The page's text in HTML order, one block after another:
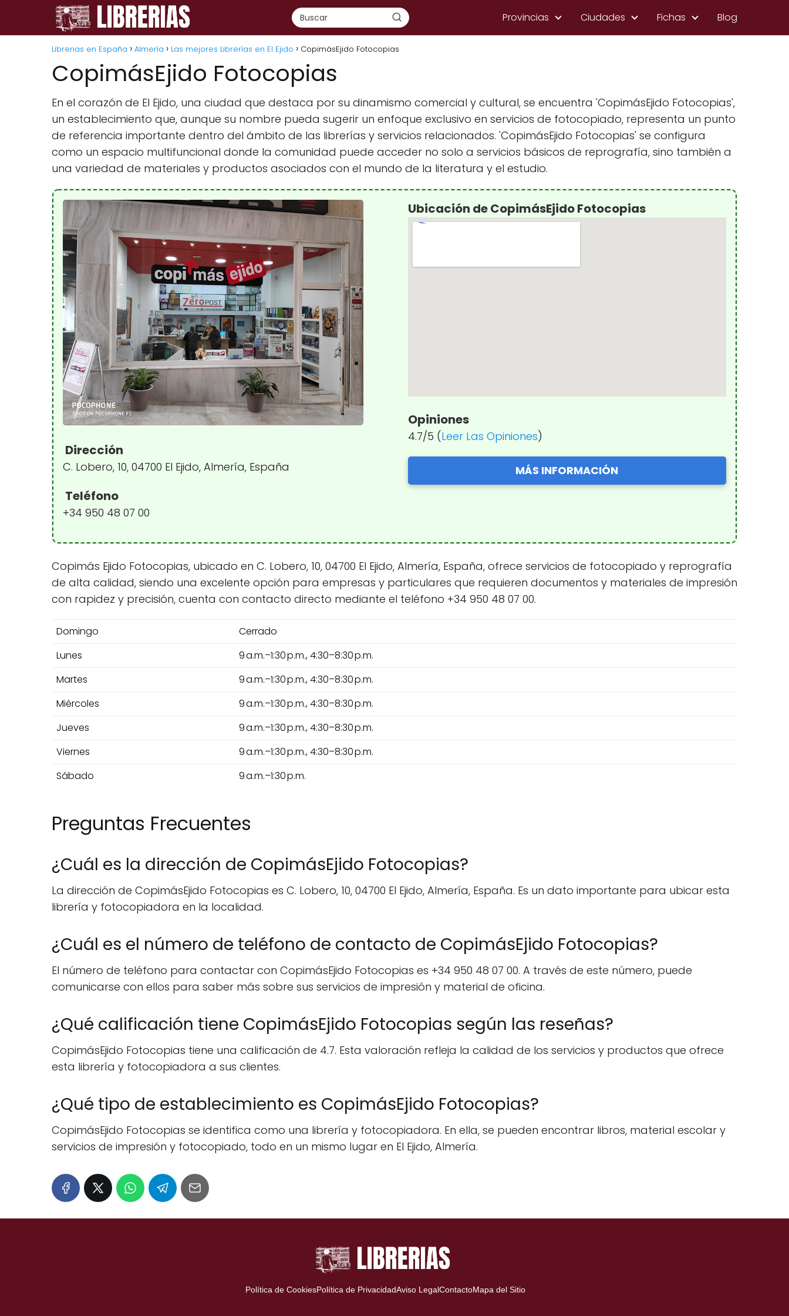
Provincias Ciudades Fichas Blog
Librerias en España Almería Las mejores Librerías en El Ejido CopimásEjido Fotocopias
CopimásEjido Fotocopias
En el corazón de El Ejido, una ciudad que destaca por su dinamismo comercial y cultural, se encuentra 'CopimásEjido Fotocopias',
un establecimiento que, aunque su nombre pueda sugerir un enfoque exclusivo en servicios de fotocopiado, representa un punto
de referencia importante dentro del ámbito de las librerías y servicios relacionados. 'CopimásEjido Fotocopias' se configura
como un espacio multifuncional donde la comunidad puede acceder no solo a servicios básicos de reprografía, sino también a
una variedad de materiales y productos asociados con el mundo de la literatura y el estudio.
Dirección
C. Lobero, 10, 04700 El Ejido, Almería, España
Teléfono
+34 950 48 07 00
Ubicación de CopimásEjido Fotocopias
Opiniones
4.7/5 (Leer Las Opiniones)
MÁS INFORMACIÓN
Copimás Ejido Fotocopias, ubicado en C. Lobero, 10, 04700 El Ejido, Almería, España, ofrece servicios de fotocopiado y reprografía
de alta calidad, siendo una excelente opción para empresas y particulares que requieren documentos y materiales de impresión
con rapidez y precisión, cuenta con contacto directo mediante el teléfono +34 950 48 07 00.
Domingo
Cerrado
Lunes
9 a.m.–1:30 p.m., 4:30–8:30 p.m.
Martes
9 a.m.–1:30 p.m., 4:30–8:30 p.m.
Miércoles
9 a.m.–1:30 p.m., 4:30–8:30 p.m.
Jueves
9 a.m.–1:30 p.m., 4:30–8:30 p.m.
Viernes
9 a.m.–1:30 p.m., 4:30–8:30 p.m.
Sábado
9 a.m.–1:30 p.m.
Preguntas Frecuentes
¿Cuál es la dirección de CopimásEjido Fotocopias?
La dirección de CopimásEjido Fotocopias es C. Lobero, 10, 04700 El Ejido, Almería, España. Es un dato importante para ubicar esta
librería y fotocopiadora en la localidad.
¿Cuál es el número de teléfono de contacto de CopimásEjido Fotocopias?
El número de teléfono para contactar con CopimásEjido Fotocopias es +34 950 48 07 00. A través de este número, puede
comunicarse con ellos para saber más sobre sus servicios de impresión y material de oficina.
¿Qué calificación tiene CopimásEjido Fotocopias según las reseñas?
CopimásEjido Fotocopias tiene una calificación de 4.7. Esta valoración refleja la calidad de los servicios y productos que ofrece
esta librería y fotocopiadora a sus clientes.
¿Qué tipo de establecimiento es CopimásEjido Fotocopias?
CopimásEjido Fotocopias se identifica como una librería y fotocopiadora. En ella, se pueden encontrar libros, material escolar y
servicios de impresión y fotocopiado, todo en un mismo lugar en El Ejido, Almería.
Política de CookiesPolítica de PrivacidadAviso LegalContactoMapa del Sitio